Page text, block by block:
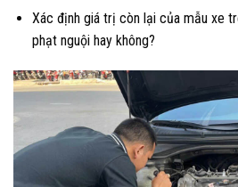
Xác định giá trị còn lại của mẫu xe
phạt nguội hay không?